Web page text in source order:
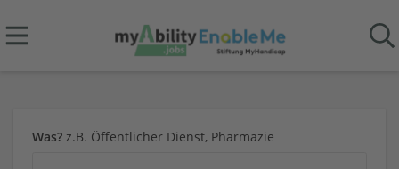
Was? z.B. Öffentlicher Dienst, Pharmazie